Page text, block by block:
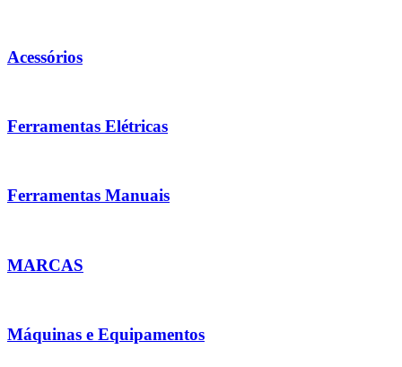
Acessórios
Ferramentas Elétricas
Ferramentas Manuais
MARCAS
Máquinas e Equipamentos